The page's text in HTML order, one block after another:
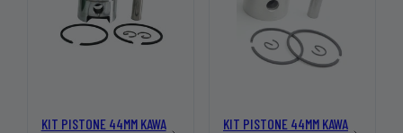
KIT PISTONE 44MM KAWA
KIT PISTONE 44MM KAWA